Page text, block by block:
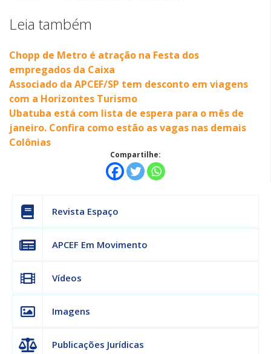
Leia também
Chopp de Metro é atração na Festa dos
empregados da Caixa
Associado da APCEF/SP tem desconto em viagens
com a Horizontes Turismo
Ubatuba está com lista de espera para o mês de
janeiro. Confira como estão as vagas nas demais
Colônias
Compartilhe:
Revista Espaço
APCEF Em Movimento
Vídeos
Imagens
Publicações Jurídicas